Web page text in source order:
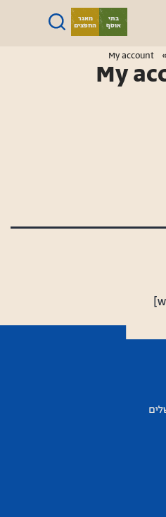
בתי
אוסף
מאגר
החפצים
­­»
My account
My